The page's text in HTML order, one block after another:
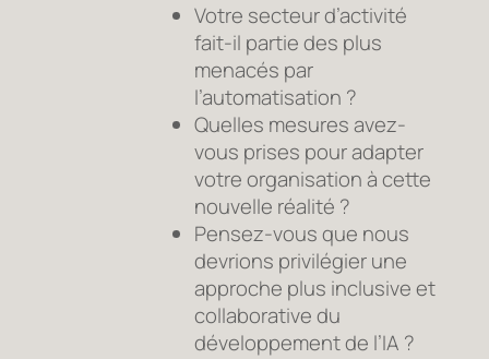
Votre secteur d’activité
fait-il partie des plus
menacés par
l’automatisation ?
Quelles mesures avez-
vous prises pour adapter
votre organisation à cette
nouvelle réalité ?
Pensez-vous que nous
devrions privilégier une
approche plus inclusive et
collaborative du
développement de l’IA ?